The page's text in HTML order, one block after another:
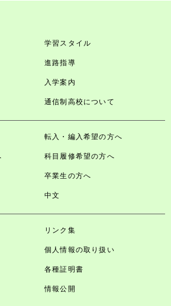
学習スタイル
進路指導
入学案内
通信制高校について
転入・編入希望の方へ
科目履修希望の方へ
卒業生の方へ
中文
リンク集
個人情報の取り扱い
各種証明書
情報公開